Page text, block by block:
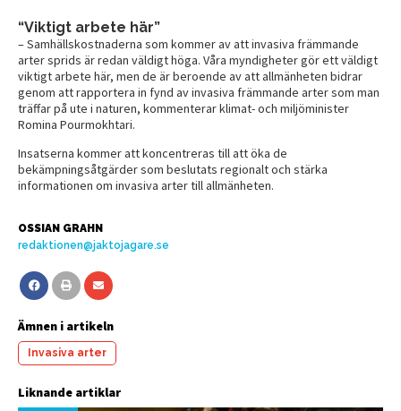
“Viktigt arbete här”
– Samhällskostnaderna som kommer av att invasiva främmande
arter sprids är redan väldigt höga. Våra myndigheter gör ett väldigt
viktigt arbete här, men de är beroende av att allmänheten bidrar
genom att rapportera in fynd av invasiva främmande arter som man
träffar på ute i naturen, kommenterar klimat- och miljöminister
Romina Pourmokhtari.
Insatserna kommer att koncentreras till att öka de
bekämpningsåtgärder som beslutats regionalt och stärka
informationen om invasiva arter till allmänheten.
OSSIAN GRAHN
redaktionen@jaktojagare.se
Ämnen i artikeln
Invasiva arter
Liknande artiklar